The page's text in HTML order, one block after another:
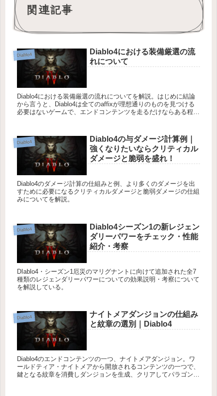
関連記事
Diablo4
Diablo4における装備厳選の流
れについて
Diablo4における装備厳選の流れについてを解説。はじめに結論
から言うと、Diablo4は全てのaffixが理想通りのものを見つける
必要はないゲームで、エンドコンテンツを走るだけならある程度
Diablo4
Diablo4の与ダメージ計算例｜
強くなりたいならクリティカル
ダメージと脆弱を盛れ！
Diablo4のダメージ計算の仕組みと例、より多くのダメージを出
すために必要になるクリティカルダメージと脆弱ダメージの仕組
みについてを解説。
Diablo4
Diablo4シーズン1の新レジェン
ダリーパワーをチェック・性能
紹介・考察
DIablo4・シーズン1厄災のマリグナントに向けて追加された全7
種類のレジェンダリーパワーについての効果説明・考察について
を解説している。
Diablo4
ナイトメアダンジョンの仕組み
と紋章の選別｜Diablo4
Diablo4のエンドコンテンツの一つ、ナイトメアダンジョン。ワ
ールドティア・ナイトメアから開放されるコンテンツの一つで、
鍵となる紋章を消費しダンジョンを生成、クリアしてパラゴンボ